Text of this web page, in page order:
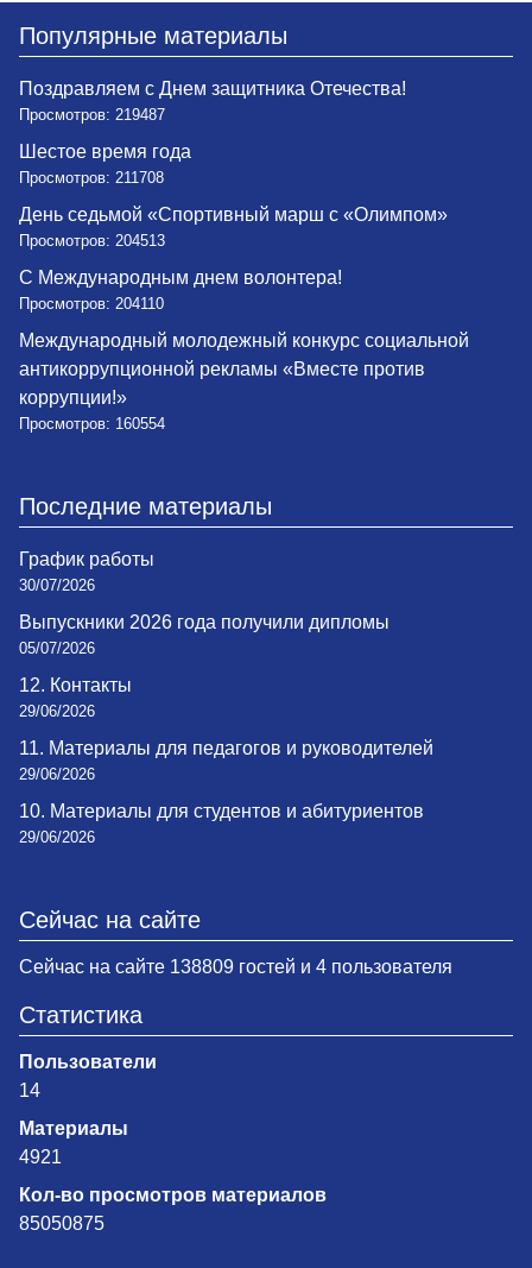
Популярные материалы
Поздравляем с Днем защитника Отечества!
Просмотров: 219487
Шестое время года
Просмотров: 211708
День седьмой «Спортивный марш с «Олимпом»
Просмотров: 204513
С Международным днем волонтера!
Просмотров: 204110
Международный молодежный конкурс социальной
антикоррупционной рекламы «Вместе против
коррупции!»
Просмотров: 160554
Последние материалы
График работы
30/07/2026
Выпускники 2026 года получили дипломы
05/07/2026
12. Контакты
29/06/2026
11. Материалы для педагогов и руководителей
29/06/2026
10. Материалы для студентов и абитуриентов
29/06/2026
Сейчас на сайте
Сейчас на сайте 138809 гостей и 4 пользователя
Статистика
Пользователи
14
Материалы
4921
Кол-во просмотров материалов
85050875